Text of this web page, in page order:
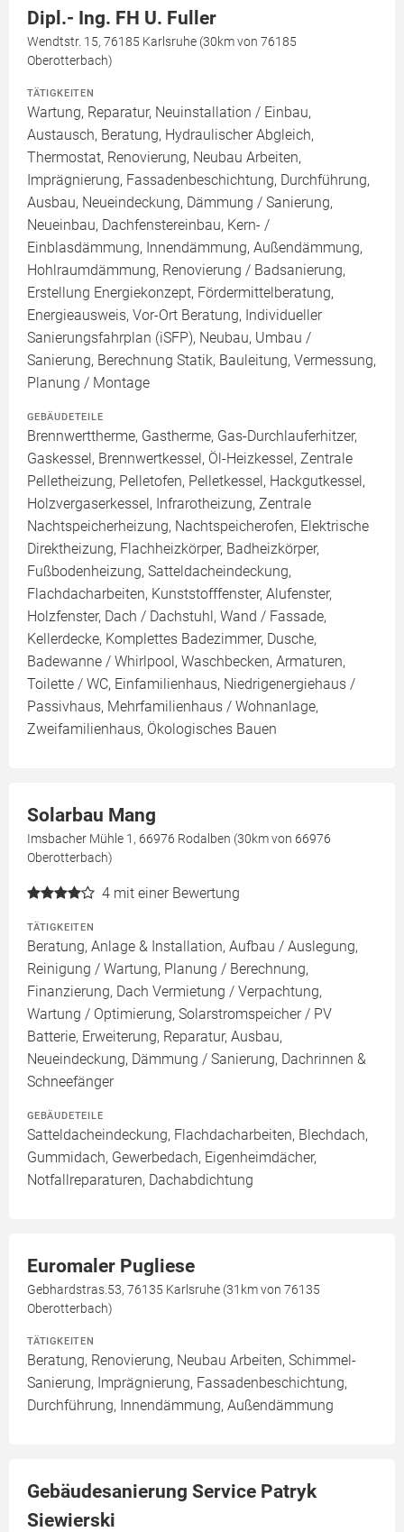
Dipl.- Ing. FH U. Fuller
Wendtstr. 15, 76185 Karlsruhe (30km von 76185
Oberotterbach)
TÄTIGKEITEN
Wartung, Reparatur, Neuinstallation / Einbau,
Austausch, Beratung, Hydraulischer Abgleich,
Thermostat, Renovierung, Neubau Arbeiten,
Imprägnierung, Fassadenbeschichtung, Durchführung,
Ausbau, Neueindeckung, Dämmung / Sanierung,
Neueinbau, Dachfenstereinbau, Kern- /
Einblasdämmung, Innendämmung, Außendämmung,
Hohlraumdämmung, Renovierung / Badsanierung,
Erstellung Energiekonzept, Fördermittelberatung,
Energieausweis, Vor-Ort Beratung, Individueller
Sanierungsfahrplan (iSFP), Neubau, Umbau /
Sanierung, Berechnung Statik, Bauleitung, Vermessung,
Planung / Montage
GEBÄUDETEILE
Brennwerttherme, Gastherme, Gas-Durchlauferhitzer,
Gaskessel, Brennwertkessel, Öl-Heizkessel, Zentrale
Pelletheizung, Pelletofen, Pelletkessel, Hackgutkessel,
Holzvergaserkessel, Infrarotheizung, Zentrale
Nachtspeicherheizung, Nachtspeicherofen, Elektrische
Direktheizung, Flachheizkörper, Badheizkörper,
Fußbodenheizung, Satteldacheindeckung,
Flachdacharbeiten, Kunststofffenster, Alufenster,
Holzfenster, Dach / Dachstuhl, Wand / Fassade,
Kellerdecke, Komplettes Badezimmer, Dusche,
Badewanne / Whirlpool, Waschbecken, Armaturen,
Toilette / WC, Einfamilienhaus, Niedrigenergiehaus /
Passivhaus, Mehrfamilienhaus / Wohnanlage,
Zweifamilienhaus, Ökologisches Bauen
Solarbau Mang
Imsbacher Mühle 1, 66976 Rodalben (30km von 66976
Oberotterbach)
4 mit einer Bewertung
TÄTIGKEITEN
Beratung, Anlage & Installation, Aufbau / Auslegung,
Reinigung / Wartung, Planung / Berechnung,
Finanzierung, Dach Vermietung / Verpachtung,
Wartung / Optimierung, Solarstromspeicher / PV
Batterie, Erweiterung, Reparatur, Ausbau,
Neueindeckung, Dämmung / Sanierung, Dachrinnen &
Schneefänger
GEBÄUDETEILE
Satteldacheindeckung, Flachdacharbeiten, Blechdach,
Gummidach, Gewerbedach, Eigenheimdächer,
Notfallreparaturen, Dachabdichtung
Euromaler Pugliese
Gebhardstras.53, 76135 Karlsruhe (31km von 76135
Oberotterbach)
TÄTIGKEITEN
Beratung, Renovierung, Neubau Arbeiten, Schimmel-
Sanierung, Imprägnierung, Fassadenbeschichtung,
Durchführung, Innendämmung, Außendämmung
Gebäudesanierung Service Patryk
Siewierski